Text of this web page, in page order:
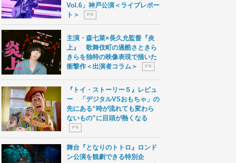
Vol.6」神戸公演＜ライブレポー
ト＞
P R
主演・森七菜×長久允監督『炎
上』 歌舞伎町の過酷さときら
きらを独特の映像表現で描いた
衝撃作＜出演者コラム＞
P R
『トイ・ストーリー５』レビュ
ー 「デジタルVSおもちゃ」の
先にある“時が流れても変わら
ないもの”に目頭が熱くなる
P R
舞台『となりのトトロ』ロンド
ン公演を観劇できる特別企